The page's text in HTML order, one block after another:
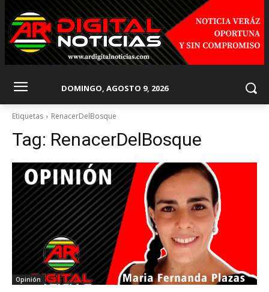
DOMINGO, AGOSTO 9, 2026
Etiquetas RenacerDelBosque
Tag: RenacerDelBosque
Opinión